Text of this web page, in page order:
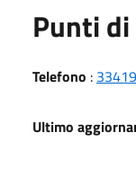
Punti
Telefono :
Ultimo